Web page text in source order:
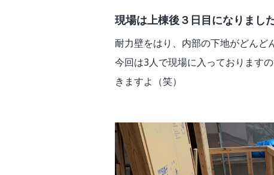
現場は上棟後３日目になりました
耐力壁をはり、内部の下地がどんど
今回は3人で現場に入っております
きますよ（笑）